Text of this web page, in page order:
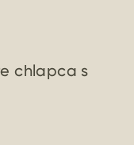
chlapca s